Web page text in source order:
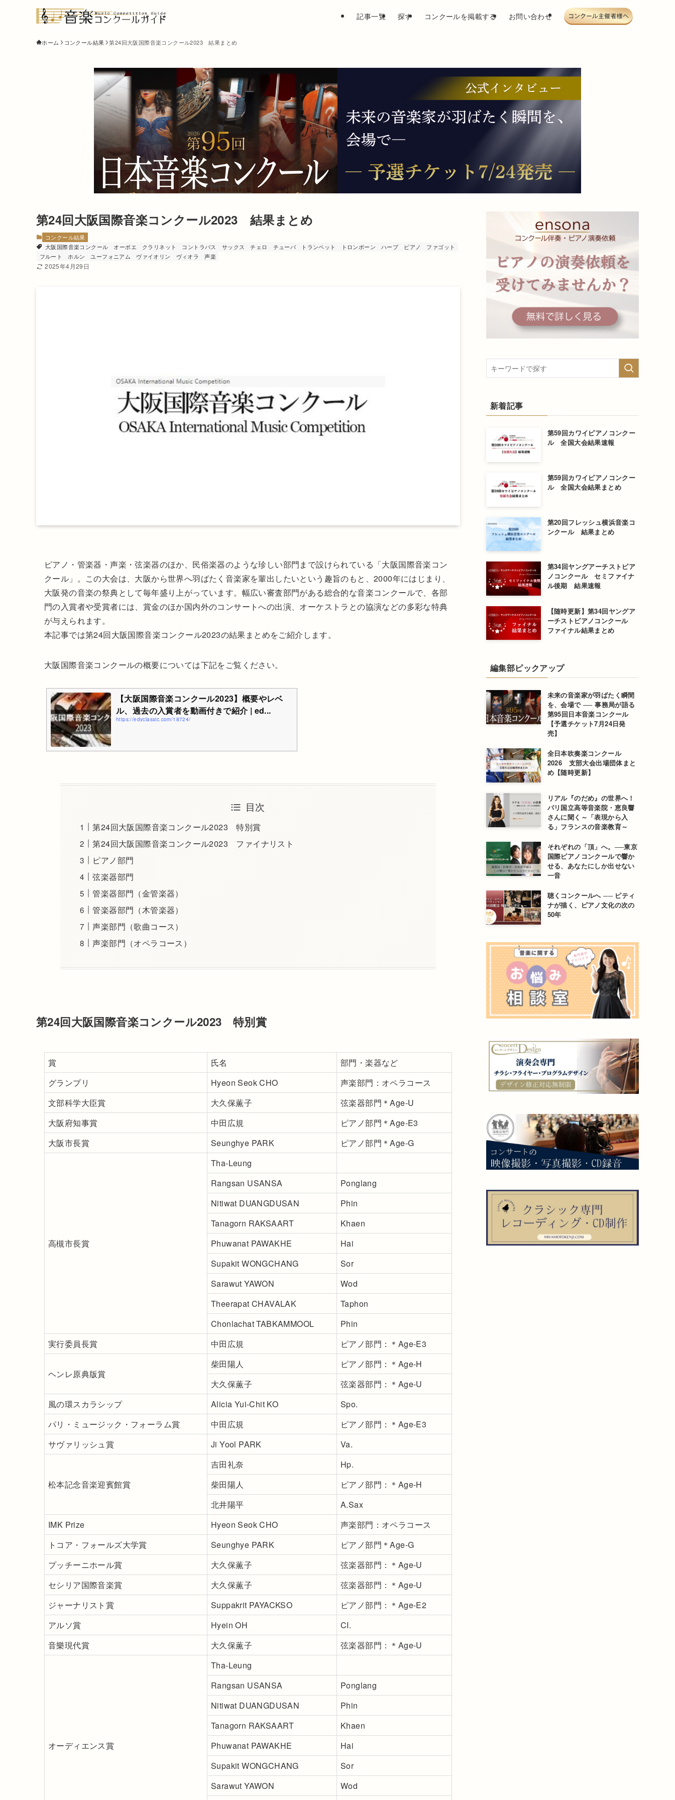
記事一覧 探す コンクールを掲載する お問い合わせ
ホーム コンクール結果 第24回大阪国際音楽コンクール2023 結果まとめ
第24回大阪国際音楽コンクール2023 結果まとめ
コンクール結果
大阪国際音楽コンクール
オーボエ クラリネット コントラバス サックス チェロ チューバ トランペット トロンボーン ハープ ピアノ
ファゴット
フルート
ホルン ユーフォニアム ヴァイオリン ヴィオラ 声楽
2025年4月29日
ピアノ・管楽器・声楽・弦楽器のほか、民俗楽器のような珍しい部門まで設けられている「大阪国際音楽コン
クール」。この大会は、大阪から世界へ羽ばたく音楽家を輩出したいという趣旨のもと、2000年にはじまり、
大阪発の音楽の祭典として毎年盛り上がっています。幅広い審査部門がある総合的な音楽コンクールで、各部
門の入賞者や受賞者には、賞金のほか国内外のコンサートへの出演、オーケストラとの協演などの多彩な特典
が与えられます。
本記事では第24回大阪国際音楽コンクール2023の結果まとめをご紹介します。
大阪国際音楽コンクールの概要については下記をご覧ください。
【大阪国際音楽コンクール2023】概要やレベ
ル、過去の入賞者を動画付きで紹介 | ed...
https://edyclassic.com/18724/
目次
第24回大阪国際音楽コンクール2023 特別賞
第24回大阪国際音楽コンクール2023 ファイナリスト
ピアノ部門
弦楽器部門
管楽器部門（金管楽器）
管楽器部門（木管楽器）
声楽部門（歌曲コース）
声楽部門（オペラコース）
第24回大阪国際音楽コンクール2023 特別賞
賞 氏名
部門・楽器など
グランプリ
Hyeon Seok CHO
声楽部門：オペラコース
文部科学大臣賞
大久保薫子
弦楽器部門＊Age-U
大阪府知事賞
中田広規
ピアノ部門＊Age-E3
大阪市長賞
Seunghye PARK ピアノ部門＊Age-G
高槻市長賞
Tha-Leung
Rangsan USANSA
Ponglang
Nitiwat DUANGDUSAN
Phin
Tanagorn RAKSAART
Khaen
Phuwanat PAWAKHE
Hai
Supakit WONGCHANG
Sor
Sarawut YAWON
Wod
Theerapat CHAVALAK
Taphon
Chonlachat TABKAMMOOL
Phin
実行委員長賞
中田広規 ピアノ部門：＊Age-E3
ヘンレ原典版賞
柴田陽人
ピアノ部門：＊Age-H
大久保薫子
弦楽器部門：＊Age-U
風の環スカラシップ
Alicia Yui-Chit KO
Spo.
パリ・ミュージック・フォーラム賞
中田広規
ピアノ部門：＊Age-E3
サヴァリッシュ賞
Ji Yool PARK Va.
松本記念音楽迎賓館賞
吉田礼奈
Hp.
柴田陽人
ピアノ部門：＊Age-H
北井陽平
A.Sax
IMK Prize
Hyeon Seok CHO
声楽部門：オペラコース
トコア・フォールズ大学賞
Seunghye PARK
ピアノ部門＊Age-G
プッチーニホール賞
大久保薫子
弦楽器部門：＊Age-U
セシリア国際音楽賞
大久保薫子
弦楽器部門：＊Age-U
ジャーナリスト賞
Suppakrit PAYACKSO
ピアノ部門：＊Age-E2
アルソ賞
Hyein OH
CI.
音樂現代賞
大久保薫子 弦楽器部門：＊Age-U
オーディエンス賞
Tha-Leung
Rangsan USANSA
Ponglang
Nitiwat DUANGDUSAN
Phin
Tanagorn RAKSAART
Khaen
Phuwanat PAWAKHE
Hai
Supakit WONGCHANG
Sor
Sarawut YAWON
Wod
新着記事
第59回カワイピアノコンクー
ル 全国大会結果速報
第59回カワイピアノコンクー
ル 全国大会結果まとめ
第20回フレッシュ横浜音楽コ
ンクール 結果まとめ
第34回ヤングアーチストピア
ノコンクール セミファイナ
ル後期 結果速報
【随時更新】第34回ヤングア
ーチストピアノコンクール
ファイナル結果まとめ
編集部ピックアップ
未来の音楽家が羽ばたく瞬間
を、会場で ── 事務局が語る
第95回日本音楽コンクール
【予選チケット7月24日発
売】
全日本吹奏楽コンクール
2026 支部大会出場団体まと
め【随時更新】
リアル『のだめ』の世界へ！
パリ国立高等音楽院・恵良響
さんに聞く～「表現から入
る」フランスの音楽教育～
それぞれの「頂」へ。──東京
国際ピアノコンクールで響か
せる、あなたにしか出せない
一音
聴くコンクールへ ── ピティ
ナが描く、ピアノ文化の次の
50年